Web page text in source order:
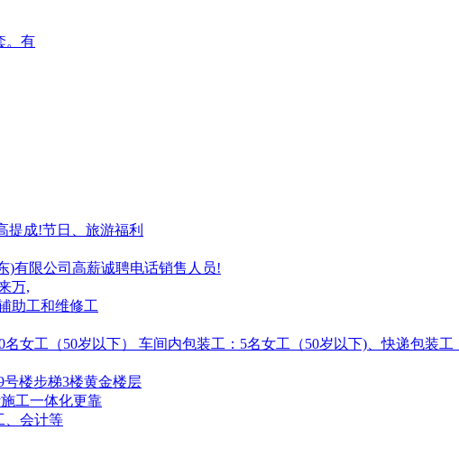
。有
提成!节日、旅游福利
)有限公司高薪诚聘电话销售人员!
万,
助工和维修工
女工（50岁以下） 车间内包装工：5名女工（50岁以下)、快递包装工
号楼步梯3楼黄金楼层
工一体化更靠
、会计等